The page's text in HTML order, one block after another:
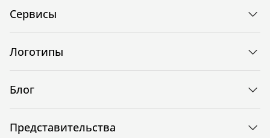
Сервисы
Логотипы
Блог
Представительства